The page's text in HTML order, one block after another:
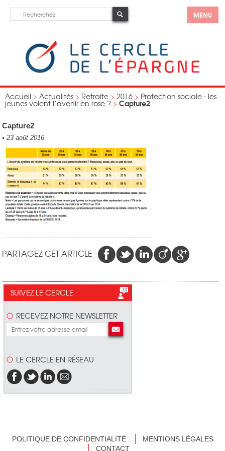
MENU
Accueil > Actualités > Retraite > 2016 > Protection sociale : les
jeunes voient l’avenir en rose ? > Capture2
Capture2
• 23 août 2016
PARTAGEZ CET ARTICLE
SUIVEZ LE CERCLE
RECEVEZ NOTRE NEWSLETTER
LE CERCLE EN RÉSEAU
POLITIQUE DE CONFIDENTIALITÉ
MENTIONS LÉGALES
CONTACT